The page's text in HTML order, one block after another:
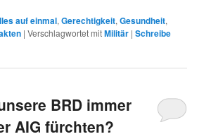
auf einmal,Gerechtigkeit,Gesundheit,
|Verschlagwortet mitMilitär |Schreibe
BRD immer
AIG fürchten?